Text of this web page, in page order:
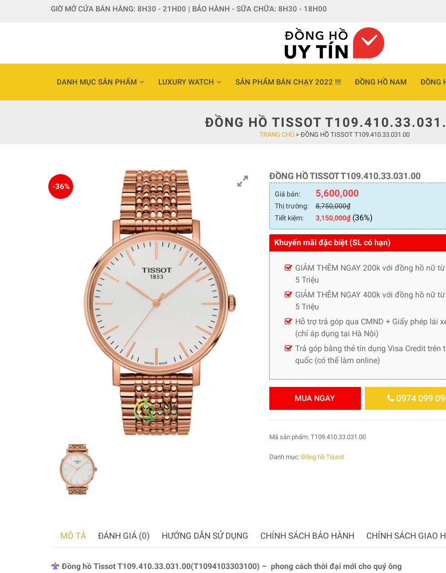
GIỜ MỞ CỬA BÁN HÀNG: 8H30 - 21H00 | BẢO HÀNH - SỮA CHỮA: 8H30 - 18H00
DANH MỤC SẢN PHẨM LUXURY WATCH SẢN PHẨM BÁN CHẠY 2022 !!! ĐỒNG HỒ NAM ĐỒNG
ĐỒNG HỒ TISSOT
TRANG CHỦ > ĐỒNG HỒ TISSOT T109.410.33.031.00
-36%
ĐỒNG HỒ TISSOT T109.410.33.031.00
Giá bán: 5,600,000
Thị trường: 8,750,000₫
Tiết kiệm:
3,150,000₫(36%)
Khuyến mãi đặc biệt (SL có hạn)
GIẢM THÊM NGAY 200k với đồng hồ nữ
5 Triệu
GIẢM THÊM NGAY 400k với đồng hồ nữ
5 Triệu
Hỗ trợ trả góp qua CMND + Giấy phép lái
(chỉ áp dụng tại Hà Nội)
Trả góp bằng thẻ tín dụng Visa Credit trên
quốc (có thể làm online)
MUA NGAY 0974 099
Mã sản phẩm: T109.410.33.031.00
Danh mục: Đồng hồ Tissot
MÔ TẢ ĐÁNH GIÁ (0) HƯỚNG DẪN SỬ DỤNG CHÍNH SÁCH BẢO HÀNH CHÍNH SÁCH GIAO
Đồng hồ Tissot T109.410.33.031.00(T1094103303100) – phong cách thời đại mới cho quý ông